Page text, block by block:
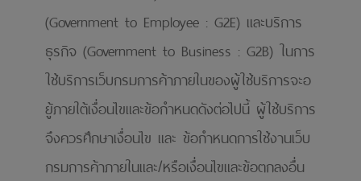
(Government to Employee : G2E) และบริการ
ธุรกิจ (Government to Business : G2B) ในการ
ใช้บริการเว็บกรมการค้าภายในของผู้ใช้บริการจะอ
ยู้ภายใต้เงื่อนไขและข้อกําหนดดังต่อไปนี้ ผู้ใช้บริการ
จึงควรศึกษาเงื่อนไข และ ข้อกําหนดการใช้งานเว็บ
กรมการค้าภายในและ/หรือเงื่อนไขและข้อตกลงอื่น